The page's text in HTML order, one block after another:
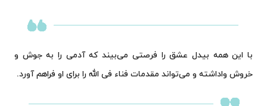
با این همه بیدل عشق را فرصتی می‌بیند که آدمی را به جوش و
خروش واداشته و می‌تواند مقدمات فناء فی الله را برای او فراهم آورد.